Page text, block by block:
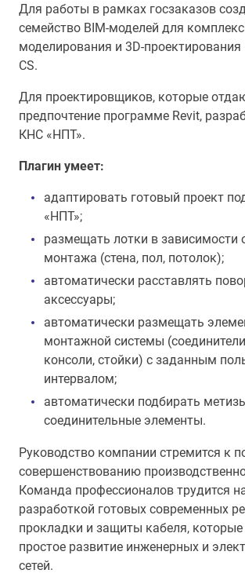
Для работы в рамках госзаказов
семейство BIM-моделей для
моделирования и 3D-
CS.
Для проектировщиков, которые
предпочтение программе Revit,
КНС «НПТ».
Плагин умеет:
адаптировать готовый проект
«НПТ»;
размещать лотки в зависимости
монтажа (стена, пол, потолок);
автоматически расставлять
аксессуары;
автоматически размещать
монтажной системы
консоли, стойки) с заданным
интервалом;
автоматически подбирать
соединительные элементы.
Руководство компании стремится к
совершенствованию
Команда профессионалов трудится
разработкой готовых современных
прокладки и защиты кабеля,
простое развитие инженерных и
сетей.